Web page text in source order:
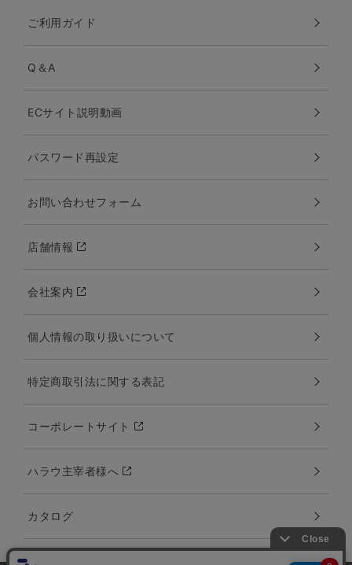
ご利用ガイド
Q＆A
ECサイト説明動画
パスワード再設定
お問い合わせフォーム
店舗情報
会社案内
個人情報の取り扱いについて
特定商取引法に関する表記
コーポレートサイト
ハラウ主宰者様へ
カタログ